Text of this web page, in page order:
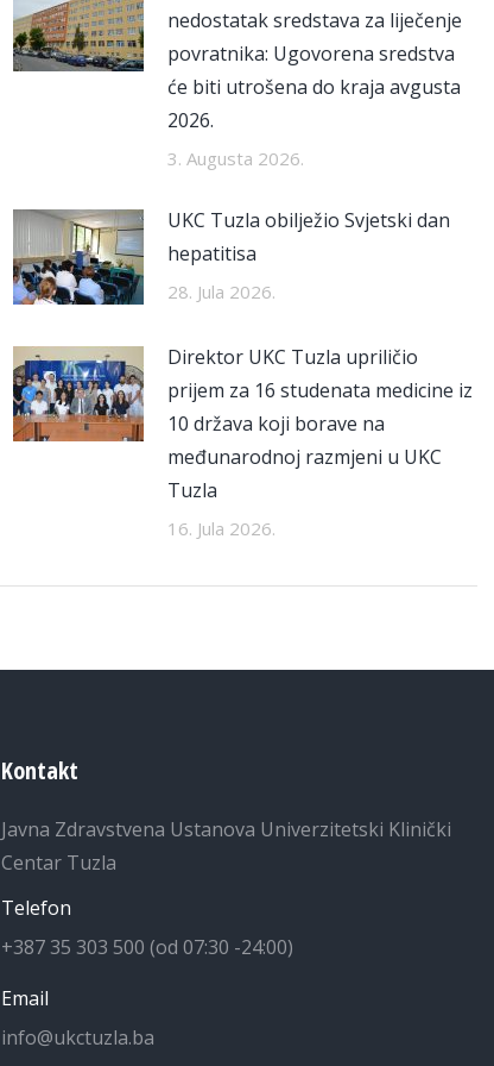
nedostatak sredstava za liječenje
povratnika: Ugovorena sredstva
će biti utrošena do kraja avgusta
2026.
3. Augusta 2026.
UKC Tuzla obilježio Svjetski dan
hepatitisa
28. Jula 2026.
Direktor UKC Tuzla upriličio
prijem za 16 studenata medicine iz
10 država koji borave na
međunarodnoj razmjeni u UKC
Tuzla
16. Jula 2026.
Kontakt
Javna Zdravstvena Ustanova Univerzitetski Klinički
Centar Tuzla
Telefon
+387 35 303 500 (od 07:30 -24:00)
Email
info@ukctuzla.ba